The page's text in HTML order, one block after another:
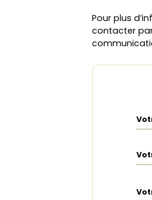
Pour plus
contacter par